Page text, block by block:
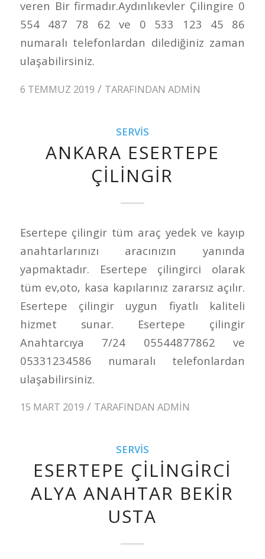
veren Bir firmadır.Aydınlıkevler Çilingire 0
554 487 78 62 ve 0 533 123 45 86
numaralı telefonlardan dilediğiniz zaman
ulaşabilirsiniz.
6 TEMMUZ 2019 / TARAFINDAN ADMIN
SERVIS
ANKARA ESERTEPE
ÇILINGIR
Esertepe çilingir tüm araç yedek ve kayıp
anahtarlarınızı aracınızın yanında
yapmaktadır. Esertepe çilingirci olarak
tüm ev,oto, kasa kapılarınız zararsız açılır.
Esertepe çilingir uygun fiyatlı kaliteli
hizmet sunar. Esertepe çilingir
Anahtarcıya 7/24 05544877862 ve
05331234586 numaralı telefonlardan
ulaşabilirsiniz.
15 MART 2019 / TARAFINDAN ADMIN
SERVIS
ESERTEPE ÇILINGIRCI
ALYA ANAHTAR BEKIR
USTA